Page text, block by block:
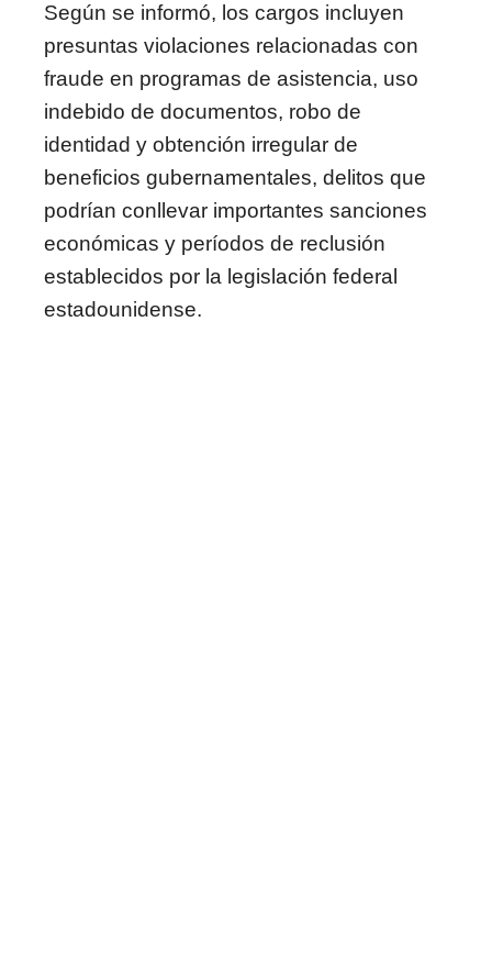
Según se informó, los cargos incluyen
presuntas violaciones relacionadas con
fraude en programas de asistencia, uso
indebido de documentos, robo de
identidad y obtención irregular de
beneficios gubernamentales, delitos que
podrían conllevar importantes sanciones
económicas y períodos de reclusión
establecidos por la legislación federal
estadounidense.